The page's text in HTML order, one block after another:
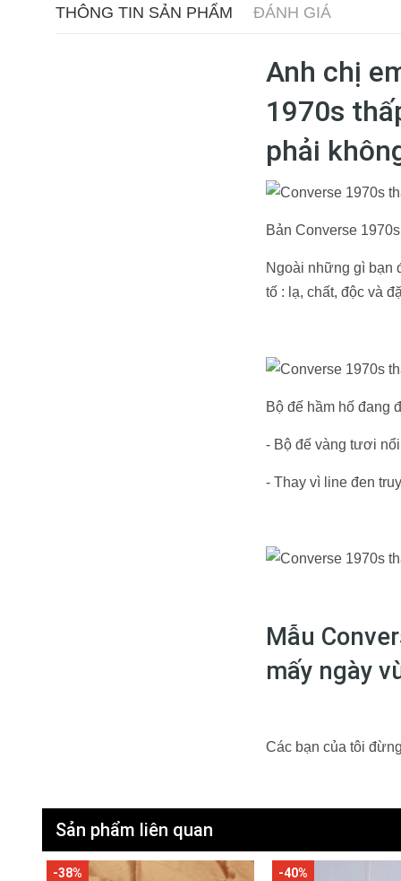
THÔNG TIN SẢN PHẨM ĐÁNH GIÁ
Anh chị
1970s
phải
Bản Converse
Ngoài những gì bạn
tố : lạ, chất, độc và
Bộ đế hầm hố đang
- Bộ đế vàng tươi
- Thay vì line đen
Mẫu
mấy ngày
Các bạn của tôi
Sản phẩm liên quan
-38% -40%